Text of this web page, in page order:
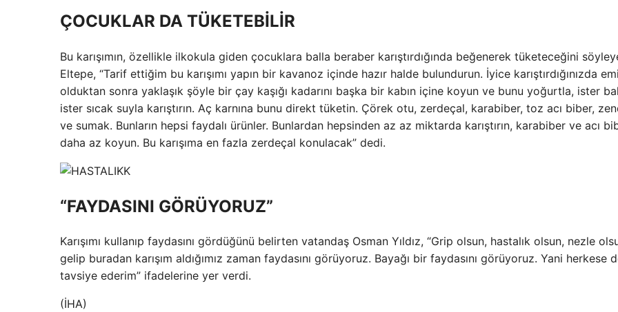
ÇOCUKLAR DA TÜKETEBİLİR
Bu karışımın, özellikle ilkokula giden çocuklara balla beraber karıştırdığında beğenerek tüketeceğini
Eltepe, “Tarif ettiğim bu karışımı yapın bir kavanoz içinde hazır halde bulundurun. İyice karıştırdığınızda
olduktan sonra yaklaşık şöyle bir çay kaşığı kadarını başka bir kabın içine koyun ve bunu yoğurtla, ister
ister sıcak suyla karıştırın. Aç karnına bunu direkt tüketin. Çörek otu, zerdeçal, karabiber, toz acı biber,
ve sumak. Bunların hepsi faydalı ürünler. Bunlardan hepsinden az az miktarda karıştırın, karabiber ve acı
daha az koyun. Bu karışıma en fazla zerdeçal konulacak” dedi.
“FAYDASINI GÖRÜYORUZ”
Karışımı kullanıp faydasını gördüğünü belirten vatandaş Osman Yıldız, “Grip olsun, hastalık olsun, nezle
gelip buradan karışım aldığımız zaman faydasını görüyoruz. Bayağı bir faydasını görüyoruz. Yani herkese
tavsiye ederim” ifadelerine yer verdi.
(İHA)